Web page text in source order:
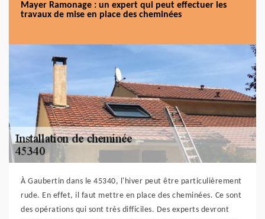
Mayer Ramonage : un expert qui peut effectuer les
travaux de mise en place des cheminées
À Gaubertin dans le 45340, l'hiver peut être particulièrement
rude. En effet, il faut mettre en place des cheminées. Ce sont
des opérations qui sont très difficiles. Des experts devront